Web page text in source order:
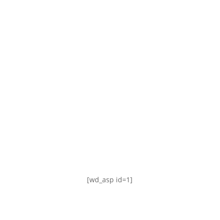
[wd_asp id=1]